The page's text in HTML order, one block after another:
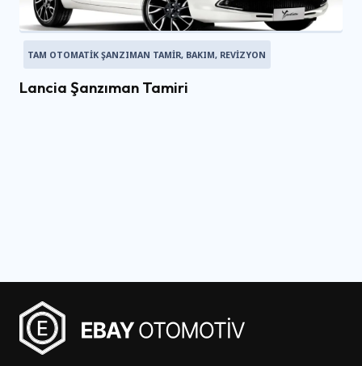
TAM OTOMATIK ŞANZIMAN TAMIR, BAKIM, REVIZYON
Lancia Şanzıman Tamiri